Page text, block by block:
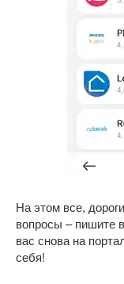
На этом все,
вопросы – пишите
вас снова на
себя!